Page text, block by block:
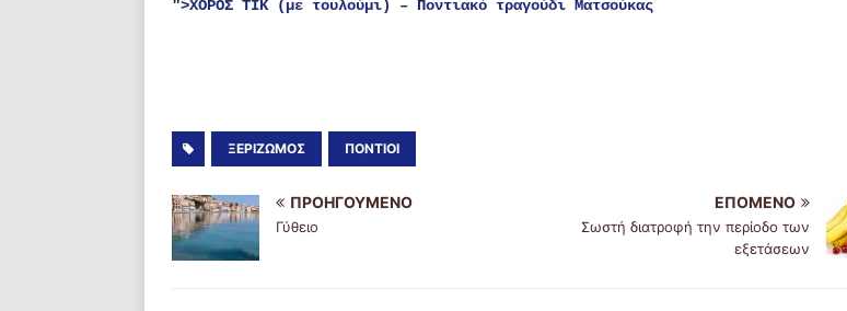
">ΧΟΡΟΣ ΤΙΚ (με τουλούμι) – Ποντιακό τραγούδι Ματσούκας
ΞΕΡΙΖΩΜΌΣ ΠΌΝΤΙΟΙ
ΠΡΟΗΓΟΎΜΕΝΟ
Γύθειο
ΕΠΌΜΕΝΟ
Σωστή διατροφή την περίοδο των
εξετάσεων